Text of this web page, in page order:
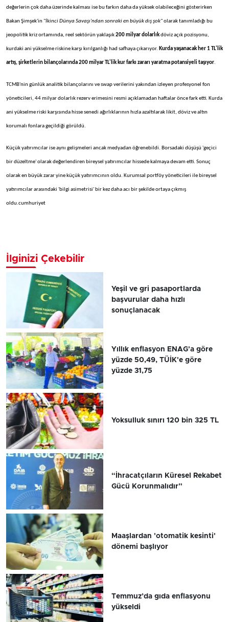
değerlerin çok daha üzerinde kalması ise bu farkın daha da yüksek olabileceğini gösterirken
Bakan Şimşek'in "İkinci Dünya Savaşı'ndan sonraki en büyük dış şok" olarak tanımladığı bu
jeopolitik kriz ortamında, reel sektörün yaklaşık200 milyar dolarlıkdöviz açık pozisyonu,
kurdaki ani yükselme riskine karşı kırılganlığı had safhaya çıkarıyor. Kurda yaşanacak her 1 TL'lik
artış, şirketlerin bilançolarında 200 milyar TL'lik kur farkı zararı yaratma potansiyeli taşıyor.
TCMB'nin günlük analitik bilançolarını ve swap verilerini yakından izleyen profesyonel fon
yöneticileri, 44 milyar dolarlık rezerv erimesini resmi açıklamadan haftalar önce fark etti. Kurda
ani yükselme riski karşısında hisse senedi ağırlıklarının hızla azaltılarak likit, döviz ve altın
korumalı fonlara geçildiği görüldü.
Küçük yatırımcılar ise aynı gelişmeleri ancak medyadan öğrenebildi. Borsadaki düşüşü 'geçici
bir düzeltme' olarak değerlendiren bireysel yatırımcılar hissede kalmaya devam etti. Sonuç
olarak en büyük zarar yine küçük yatırımcının oldu. Kurumsal portföy yöneticileri ile bireysel
yatırımcılar arasındaki 'bilgi asimetrisi' bir kez daha acı bir şekilde ortaya çıkmış
oldu.cumhuriyet
İlginizi Çekebilir
Yeşil ve gri pasaportlarda
başvurular daha hızlı
sonuçlanacak
Yıllık enflasyon ENAG'a göre
yüzde 50,49, TÜİK'e göre
yüzde 31,75
Yoksulluk sınırı 120 bin 325 TL
“İhracatçıların Küresel Rekabet
Gücü Korunmalıdır”
Maaşlardan 'otomatik kesinti'
dönemi başlıyor
Temmuz’da gıda enflasyonu
yükseldi